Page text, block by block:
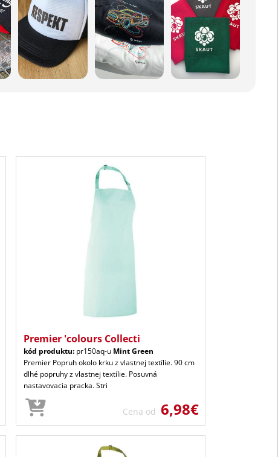
Premier 'colours Collecti
kód produktu: pr150aq-u Mint Green
Premier Popruh okolo krku z vlastnej textílie. 90 cm
dlhé popruhy z vlastnej textílie. Posuvná
nastavovacia pracka. Stri
Cena od 6,98€